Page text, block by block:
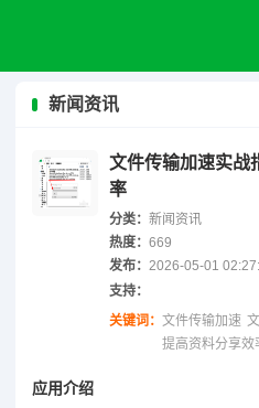
新闻资讯
文件传输加速实战
率
分类： 新闻资讯
热度： 669
发布： 2026-05-01
支持：
关键词： 文件传输加速
提高资料分享效
应用介绍